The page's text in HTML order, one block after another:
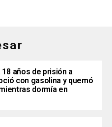
18 años de prisión a
con gasolina y quemó
dormía en